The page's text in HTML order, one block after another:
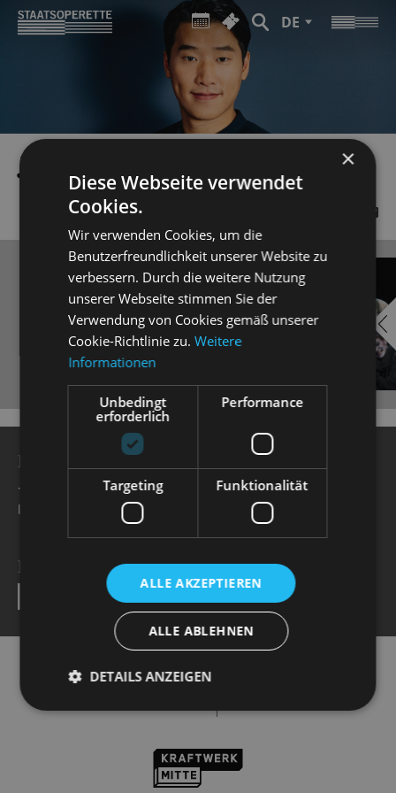
DE
JONGWOO KIM
BESUCHERSERVICE
+49 351 32042 222
karten@staatsoperette.de
NEWSLETTER
×
Diese Webseite verwendet
Cookies.
Wir verwenden Cookies, um die
Benutzerfreundlichkeit unserer Website zu
verbessern. Durch die weitere Nutzung
unserer Webseite stimmen Sie der
Verwendung von Cookies gemäß unserer
Cookie-Richtlinie zu.Weitere
Informationen
Unbedingt
erforderlich
Performance
Targeting Funktionalität
ALLE AKZEPTIEREN
ALLE ABLEHNEN
DETAILS ANZEIGEN